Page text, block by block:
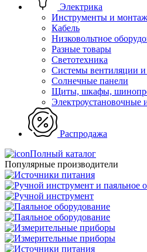
Электрика
Инструменты и
Кабель
Низковольтное
Разные товары
Светотехника
Системы вентиляции и
Солнечные панели
Щиты, шкафы,
Электроустановочные
Распродажа
Полный каталог
Популярные производители